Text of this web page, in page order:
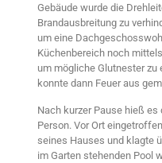
Gebäude wurde die
Brandausbreitung zu
um eine
Küchenbereich noch
um mögliche Glutnester zu
konnte dann Feuer aus
Nach kurzer Pause hieß
Person. Vor Ort
seines Hauses und klagte
im Garten stehenden Pool